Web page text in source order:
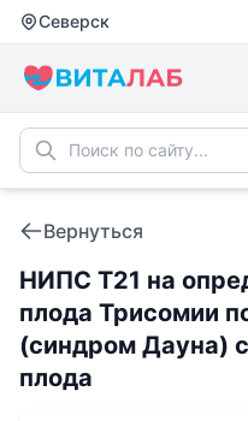
Северск
Вернуться
НИПС Т21 на
плода Трисомии
(синдром Дауна)
плода